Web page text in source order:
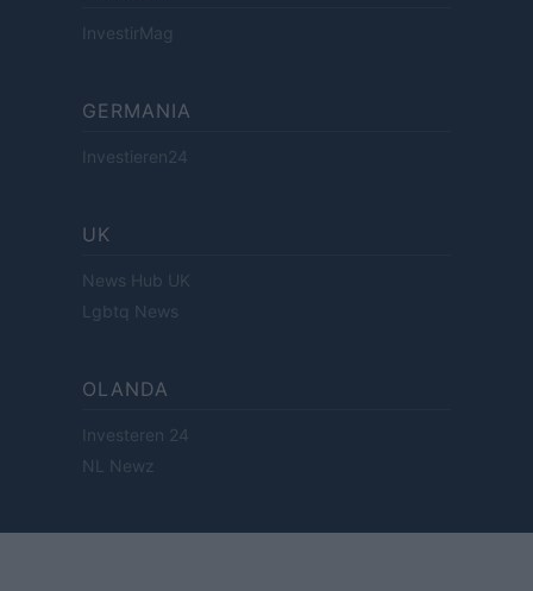
InvestirMag
GERMANIA
Investieren24
UK
News Hub UK
Lgbtq News
OLANDA
Investeren 24
NL Newz